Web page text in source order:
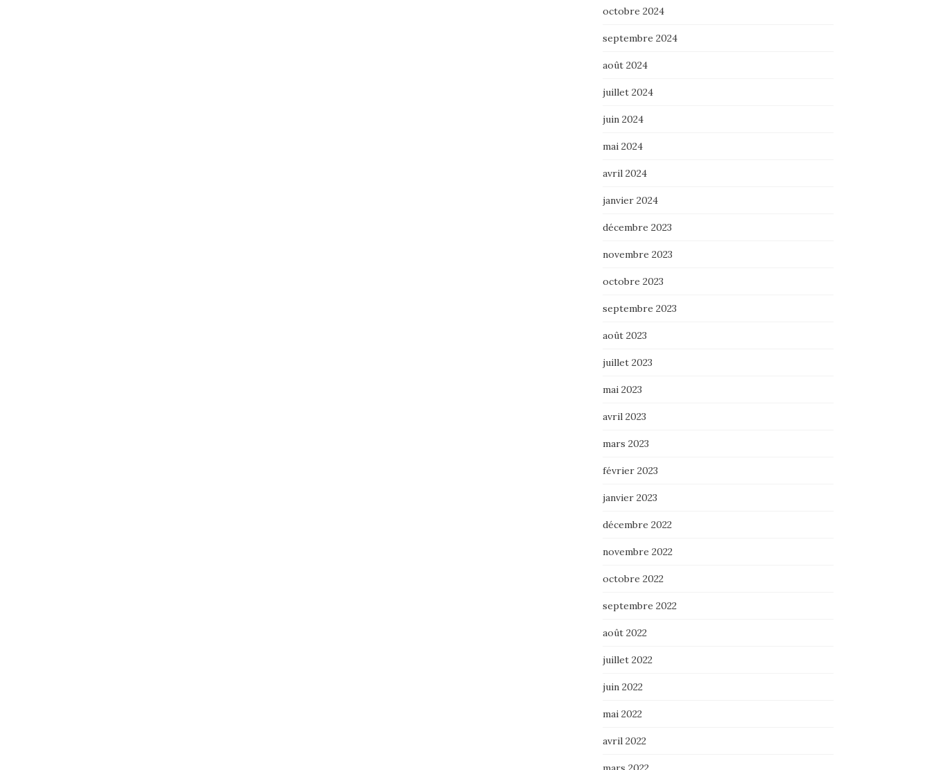
octobre 2024
septembre 2024
août 2024
juillet 2024
juin 2024
mai 2024
avril 2024
janvier 2024
décembre 2023
novembre 2023
octobre 2023
septembre 2023
août 2023
juillet 2023
mai 2023
avril 2023
mars 2023
février 2023
janvier 2023
décembre 2022
novembre 2022
octobre 2022
septembre 2022
août 2022
juillet 2022
juin 2022
mai 2022
avril 2022